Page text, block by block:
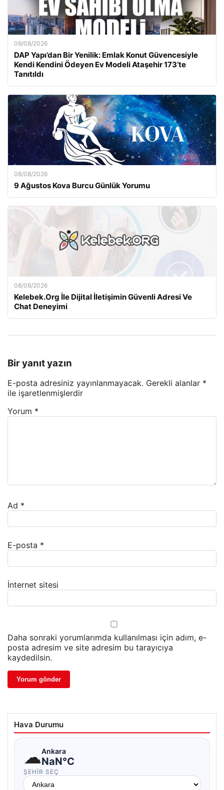
09/08/2026
DAP Yapı’dan Bir Yenilik: Emlak Konut Güvencesiyle
Kendi Kendini Ödeyen Ev Modeli Ataşehir 173’te
Tanıtıldı
08/08/2026
9 Ağustos Kova Burcu Günlük Yorumu
08/08/2026
Kelebek.Org İle Dijital İletişimin Güvenli Adresi Ve
Chat Deneyimi
Bir yanıt yazın
E-posta adresiniz yayınlanmayacak. Gerekli alanlar *
ile işaretlenmişlerdir
Yorum *
Ad *
E-posta *
İnternet sitesi
Daha sonraki yorumlarımda kullanılması için adım, e-
posta adresim ve site adresim bu tarayıcıya
kaydedilsin.
Hava Durumu
☁Ankara
NaN°C
ŞEHIR SEÇ